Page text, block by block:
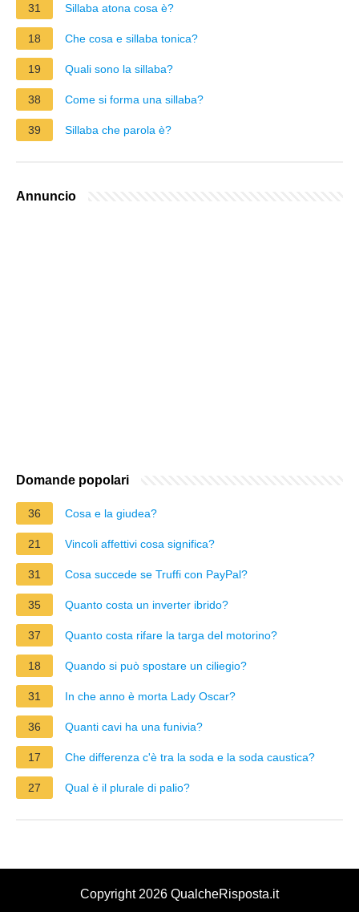
31 Sillaba atona cosa è?
18 Che cosa e sillaba tonica?
19 Quali sono la sillaba?
38 Come si forma una sillaba?
39 Sillaba che parola è?
Annuncio
Domande popolari
36 Cosa e la giudea?
21 Vincoli affettivi cosa significa?
31 Cosa succede se Truffi con PayPal?
35 Quanto costa un inverter ibrido?
37 Quanto costa rifare la targa del motorino?
18 Quando si può spostare un ciliegio?
31 In che anno è morta Lady Oscar?
36 Quanti cavi ha una funivia?
17 Che differenza c'è tra la soda e la soda caustica?
27 Qual è il plurale di palio?
Copyright 2026 QualcheRisposta.it